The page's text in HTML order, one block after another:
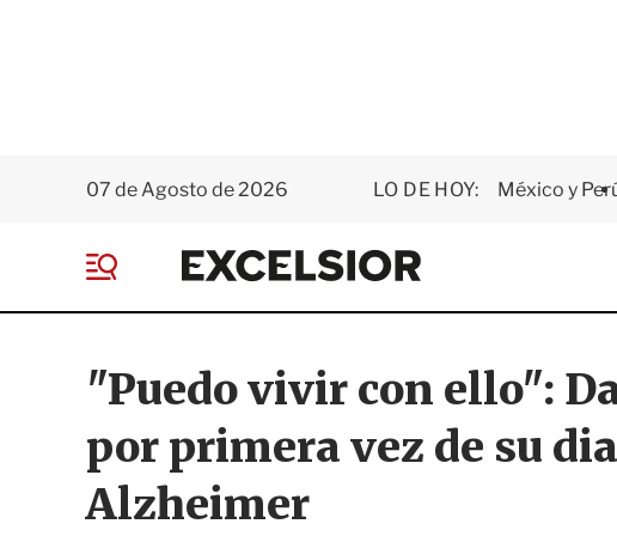
07 de Agosto de 2026 LO DE HOY: México y
E
x
e
i
o
e
"Puedo vivir con ello":
por primera vez de su
Alzheimer